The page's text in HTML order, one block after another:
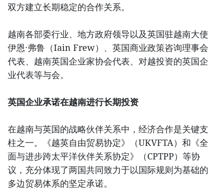
双方建立长期稳定的合作关系。
越南各部委行业、地方政府领导以及英国驻越南大使
伊恩·弗鲁（Iain Frew）、英国商业政策咨询理事会
代表、越南英国企业家协会代表、对越投资的英国企
业代表等与会。
英国企业承诺在越南进行长期投资
在越南与英国的战略伙伴关系中，经济合作是关键支
柱之一。《越英自由贸易协定》（UKVFTA）和《全
面与进步跨太平洋伙伴关系协定》（CPTPP）等协
议，充分体现了两国共同致力于以国际规则为基础的
多边贸易体系的坚定承诺。